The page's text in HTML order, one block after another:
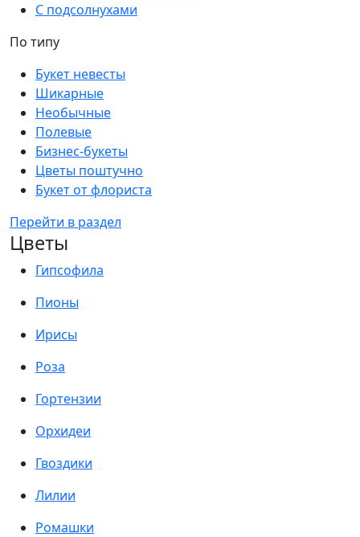
С подсолнухами
По типу
Букет невесты
Шикарные
Необычные
Полевые
Бизнес-букеты
Цветы поштучно
Букет от флориста
Перейти в раздел
Цветы
Гипсофила
Пионы
Ирисы
Роза
Гортензии
Орхидеи
Гвоздики
Лилии
Ромашки